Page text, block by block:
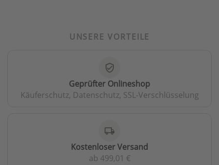
UNSERE VORTEILE
verified_user
Geprüfter Onlineshop
Käuferschutz, Datenschutz, SSL-Verschlüsselung
local_shipping
Kostenloser Versand
ab 499,01 €